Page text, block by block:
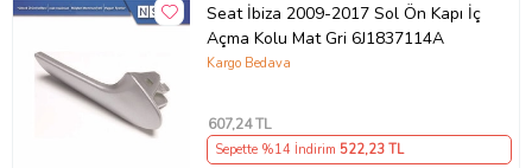
Seat İbiza 2009-2017 Sol Ön Kapı İç
Açma Kolu Mat Gri 6J1837114A
Kargo Bedava
607,24 TL
Sepette %14 İndirim 522,23 TL